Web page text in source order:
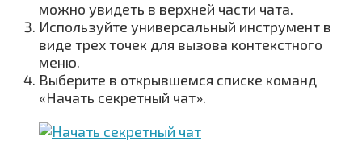
можно увидеть в верхней части чата.
Используйте универсальный инструмент в
виде трех точек для вызова контекстного
меню.
Выберите в открывшемся списке команд
«Начать секретный чат».